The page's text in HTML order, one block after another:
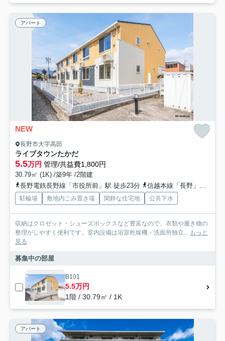
アパート
NEW
長野市大字高田
ライブタウンたかだ
5.5万円 管理/共益費1,800円
30.79㎡ (1K) /築9年 /2階建
長野電鉄長野線「市役所前」駅 徒歩23分
信越本線「長野」駅 徒歩26分
駐輪場 敷地内ごみ置き場 閑静な住宅地 公共下水
収納はクロゼット・シューズボックスなど豊富なので、衣類や履き物の
整理がしやすく便利です。室内設備は浴室乾燥機・洗面所独立... もっと
見る
募集中の部屋
B101
5.5万円
1階 / 30.79㎡ / 1K
アパート